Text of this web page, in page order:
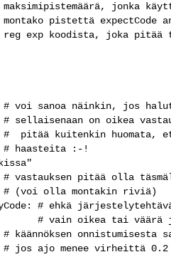
jonka
pistettä expectCode
exp koodista, joka pitää
# voi sanoa näinkin, jos
sellaisenaan on oikea
#  pitää kuitenkin huomata,
haasteita :-!
# vastauksen pitää olla
(voi olla montakin riviä)
# ehkä
# vain oikea tai väärä
käännöksen onnistumisesta
jos ajo menee virheittä